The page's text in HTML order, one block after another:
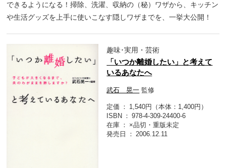
できるようになる！掃除、洗濯、収納の（秘）ワザから、キッチン
や生活グッズを上手に使いこなす隠しワザまでを、一挙大公開！
趣味･実用・芸術
「いつか離婚したい」と考えて
いるあなたへ
武石 晃一 監修
定価
1,540円（本体：1,400円）
ISBN
978-4-309-24400-6
在庫
×品切・重版未定
発売日
2006.12.11